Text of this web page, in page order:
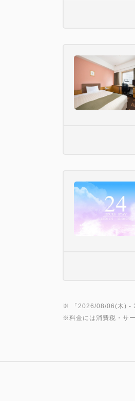
※ 「 2026/08/06(木) -
※料金には消費税・サ